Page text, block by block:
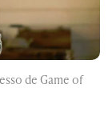
de Game of